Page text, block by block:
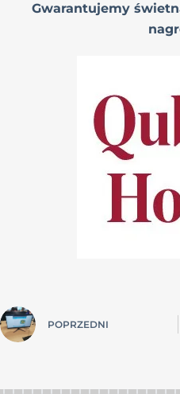
Gwarantujemy
POPRZEDNI